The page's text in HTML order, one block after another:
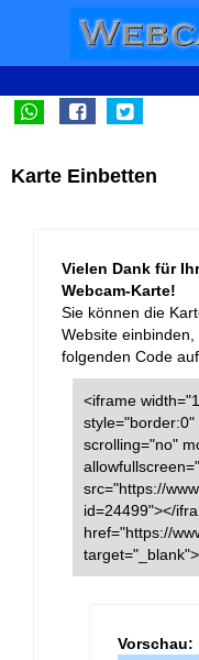
Karte Einbetten
Vielen Dank für
Webcam-Karte!
Sie können die
Website
folgenden Code
<iframe
scrolling="no"
src="https://
id=24499"></
href="https://
Vorschau: